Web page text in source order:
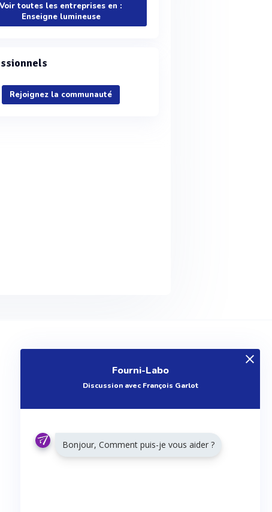
Voir toutes les entreprises en :
Enseigne lumineuse
Rejoignez la communauté
Réalisations
Tutoriels
Fourni-Labo
Discussion avec François Garlot
Bonjour, Comment puis-je vous aider ?